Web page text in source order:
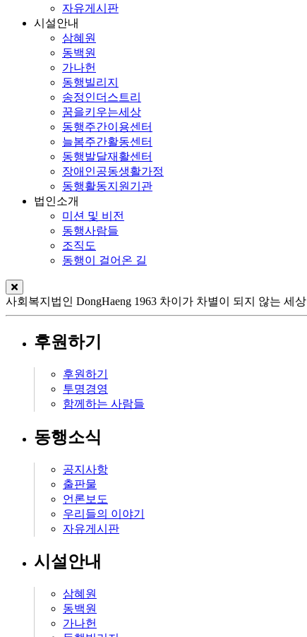
자유게시판
시설안내
삼혜원
동백원
가나헌
동행빌리지
송정인더스트리
꿈을키우는세상
동행주간이용센터
늘봄주간활동센터
동행발달재활센터
장애인공동생활가정
동행활동지원기관
법인소개
미션 및 비전
동행사람들
조직도
동행이 걸어온 길
사회복지법인 DongHaeng 1963 차이가 차별이 되지 않는 세상
후원하기
후원하기
투명경영
함께하는 사람들
동행소식
공지사항
출판물
언론보도
우리들의 이야기
자유게시판
시설안내
삼혜원
동백원
가나헌